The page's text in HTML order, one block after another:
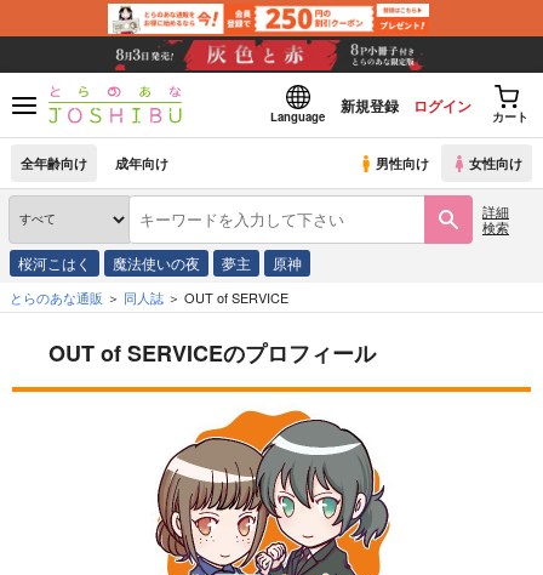
Language
新規登録 ログイン
カート
全年齢向け 成年向け 男性向け 女性向け
詳細
検索
桜河こはく 魔法使いの夜 夢主 原神
とらのあな通販 同人誌 OUT of SERVICE
OUT of SERVICEのプロフィール